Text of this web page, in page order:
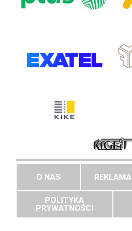
O NAS REKLAMA
POLITYKA
PRYWATNOŚCI